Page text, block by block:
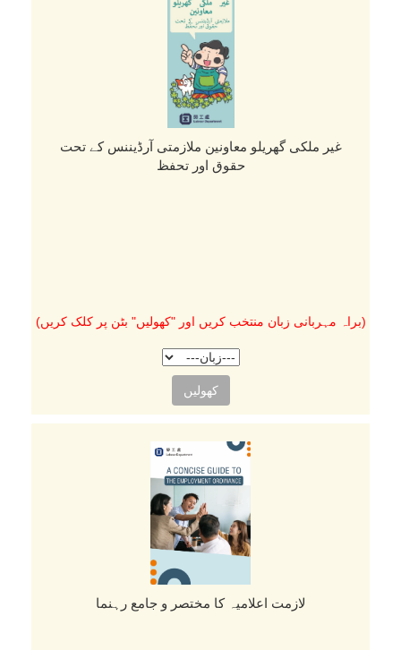
غیر ملکی گھریلو معاونین ملازمتی آرڈیننس کے تحت
حقوق اور تحفظ
(براہ مہربانی زبان منتخب کریں اور "کھولیں" بٹن پر کلک کریں)
کھولیں
لازمت اعلامیہ کا مختصر و جامع رہنما